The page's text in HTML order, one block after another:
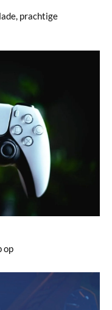
prachtige
op